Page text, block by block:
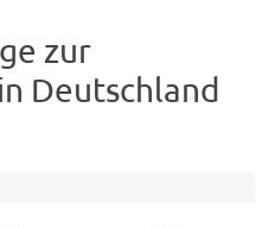
zur
Deutschland